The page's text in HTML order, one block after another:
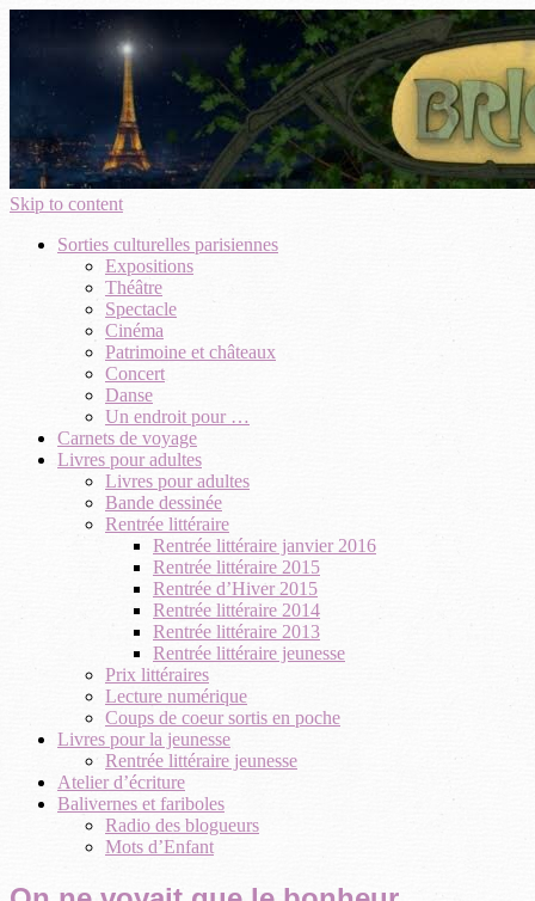
Skip to content
Sorties culturelles parisiennes
Expositions
Théâtre
Spectacle
Cinéma
Patrimoine et châteaux
Concert
Danse
Un endroit pour …
Carnets de voyage
Livres pour adultes
Livres pour adultes
Bande dessinée
Rentrée littéraire
Rentrée littéraire janvier 2016
Rentrée littéraire 2015
Rentrée d’Hiver 2015
Rentrée littéraire 2014
Rentrée littéraire 2013
Rentrée littéraire jeunesse
Prix littéraires
Lecture numérique
Coups de coeur sortis en poche
Livres pour la jeunesse
Rentrée littéraire jeunesse
Atelier d’écriture
Balivernes et fariboles
Radio des blogueurs
Mots d’Enfant